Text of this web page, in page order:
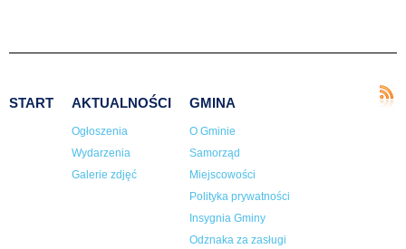
START AKTUALNOŚCI
Ogłoszenia
Wydarzenia
Galerie zdjęć
GMINA
O Gminie
Samorząd
Miejscowości
Polityka prywatności
Insygnia Gminy
Odznaka za zasługi